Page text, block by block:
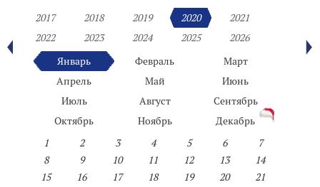
2017 2018 2019 2020
2021
2022
2023 2024 2025
2026
Январь
Февраль
Март
Апрель
Май
Июнь
Июль
Август
Сентябрь
Октябрь
Ноябрь
Декабрь
1
2 3 4 5 6
7
8
9 10 11 12 13
14
15
16 17 18 19 20
21